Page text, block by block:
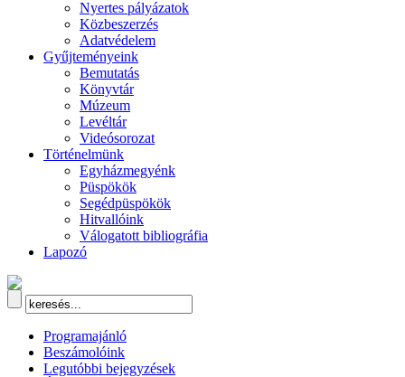
Nyertes pályázatok
Közbeszerzés
Adatvédelem
Gyűjteményeink
Bemutatás
Könyvtár
Múzeum
Levéltár
Videósorozat
Történelmünk
Egyházmegyénk
Püspökök
Segédpüspökök
Hitvallóink
Válogatott bibliográfia
Lapozó
Programajánló
Beszámolóink
Legutóbbi bejegyzések